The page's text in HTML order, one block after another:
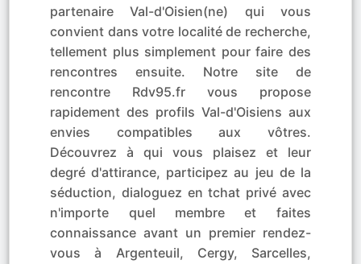
partenaire Val-d'Oisien(ne) qui vous
convient dans votre localité de recherche,
tellement plus simplement pour faire des
rencontres ensuite. Notre site de
rencontre Rdv95.fr vous propose
rapidement des profils Val-d'Oisiens aux
envies compatibles aux vôtres.
Découvrez à qui vous plaisez et leur
degré d'attirance, participez au jeu de la
séduction, dialoguez en tchat privé avec
n'importe quel membre et faites
connaissance avant un premier rendez-
vous à Argenteuil, Cergy, Sarcelles,